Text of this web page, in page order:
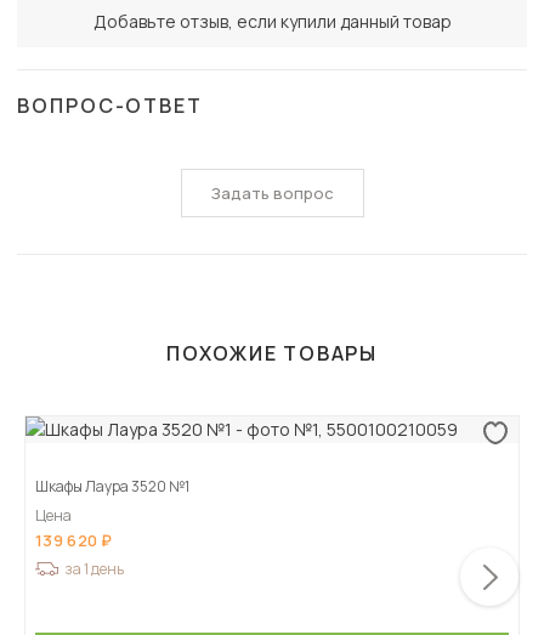
Добавьте отзыв, если купили данный товар
ВОПРОС-ОТВЕТ
Задать вопрос
ПОХОЖИЕ ТОВАРЫ
Шкафы Лаура 3520 №1
Цена
139 620
за 1 день